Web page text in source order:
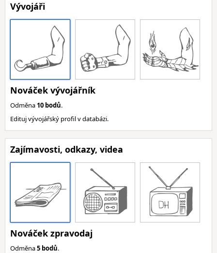
Vývojáři
Nováček vývojářník
Odměna 10 bodů.
Edituj vývojářský profil v databázi.
Zajímavosti, odkazy, videa
Nováček zpravodaj
Odměna5 bodů.